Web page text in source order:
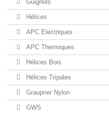
Guignols
Hélices
APC Electriques
APC Thermiques
Hélices Bois
Hélices Tripales
Graupner Nylon
GWS